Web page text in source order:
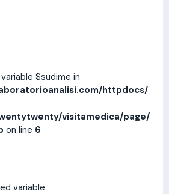
$sudime in
httpdocs/
visitamedica/page/
on line 6
variable